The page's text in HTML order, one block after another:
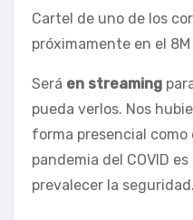
Cartel de uno de los
próximamente en el 8M
Será en streaming
pueda verlos. Nos
forma presencial como
pandemia del COVID
prevalecer la seguridad.